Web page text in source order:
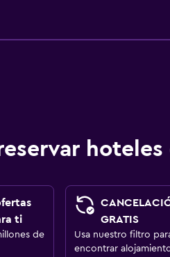
ti
de
GRATIS
Usa nuestro filtro
encontrar